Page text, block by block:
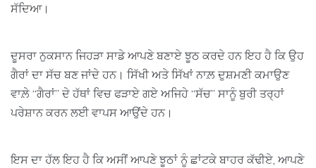
ਸੱਦਿਆ।
ਦੂਸਰਾ ਨੁਕਸਾਨ ਜਿਹੜਾ ਸਾਡੇ ਆਪਣੇ ਬਣਾਏ ਝੂਠ ਕਰਦੇ ਹਨ ਇਹ ਹੈ ਕਿ ਉਹ
ਗੈਰਾਂ ਦਾ ਸੱਚ ਬਣ ਜਾਂਦੇ ਹਨ। ਸਿੱਖੀ ਅਤੇ ਸਿੱਖਾਂ ਨਾਲ਼ ਦੁਸ਼ਮਣੀ ਕਮਾਉਣ
ਵਾਲ਼ੇ “ਗੈਰਾਂ” ਦੇ ਹੱਥਾਂ ਵਿਚ ਫੜਾਏ ਗਏ ਅਜਿਹੇ “ਸੱਚ” ਸਾਨੂੰ ਬੁਰੀ ਤਰ੍ਹਾਂ
ਪਰੇਸ਼ਾਨ ਕਰਨ ਲਈ ਵਾਪਸ ਆਉਂਦੇ ਹਨ।
ਇਸ ਦਾ ਹੱਲ ਇਹ ਹੈ ਕਿ ਅਸੀਂ ਆਪਣੇ ਝੂਠਾਂ ਨੂੰ ਛਾਂਟਕੇ ਬਾਹਰ ਕੱਢੀਏ, ਆਪਣੇ